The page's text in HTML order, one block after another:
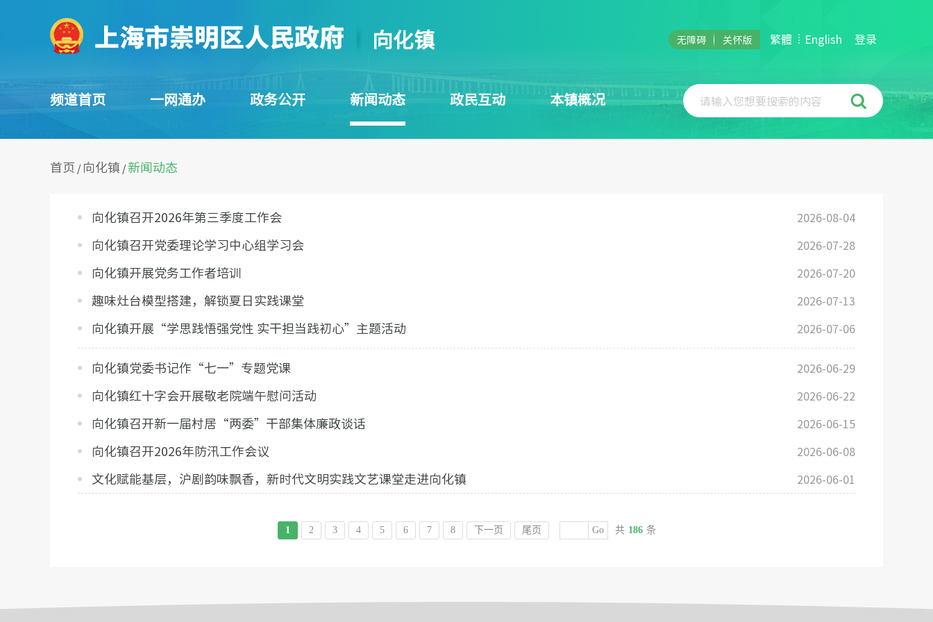
向化镇 无障碍 关怀版 繁體 English 登录
频道首页 一网通办 政务公开 新闻动态 政民互动 本镇概况 请输入您想要搜索的内容
首页 / 向化镇 /新闻动态
向化镇召开2026年第三季度工作会 2026-08-04
向化镇召开党委理论学习中心组学习会 2026-07-28
向化镇开展党务工作者培训 2026-07-20
趣味灶台模型搭建，解锁夏日实践课堂 2026-07-13
向化镇开展“学思践悟强党性 实干担当践初心”主题活动 2026-07-06
向化镇党委书记作“七一”专题党课 2026-06-29
向化镇红十字会开展敬老院端午慰问活动 2026-06-22
向化镇召开新一届村居“两委”干部集体廉政谈话 2026-06-15
向化镇召开2026年防汛工作会议 2026-06-08
文化赋能基层，沪剧韵味飘香，新时代文明实践文艺课堂走进向化镇 2026-06-01
1 2 3 4 5 6 7 8 下一页 尾页 Go 共 186 条